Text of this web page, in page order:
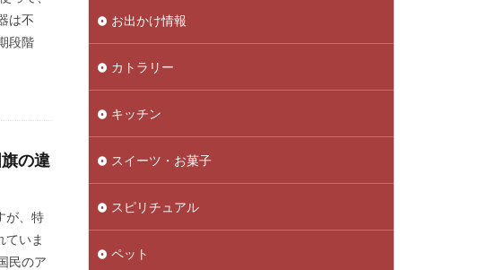
は不
段階
の違
が、特
ていま
民のア
お出かけ情報
カトラリー
キッチン
スイーツ・お菓子
スピリチュアル
ペット